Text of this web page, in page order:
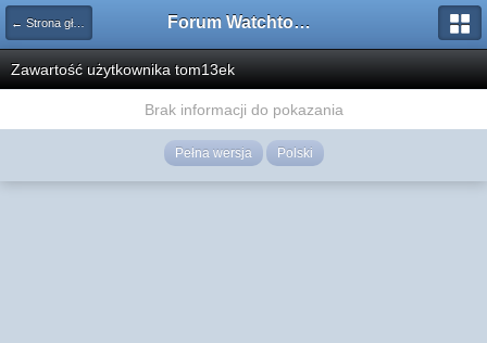
← Strona główna Forum Watchtower
Zawartość użytkownika tom13ek
Brak informacji do pokazania
Pełna wersja Polski